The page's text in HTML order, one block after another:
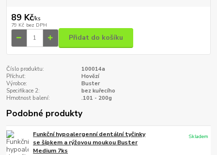
89 Kč/ks
79 Kč bez DPH
Přidat do košíku
Číslo produktu:
100014a
Příchuť:
Hovězí
Výrobce:
Buster
Specifikace 2:
bez kuřecího
Hmotnost balení:
.101 - 200g
Podobné produkty
Funkční hypoalergenní dentální tyčinky
se šípkem a rýžovou moukou Buster
Medium 7ks
Skladem